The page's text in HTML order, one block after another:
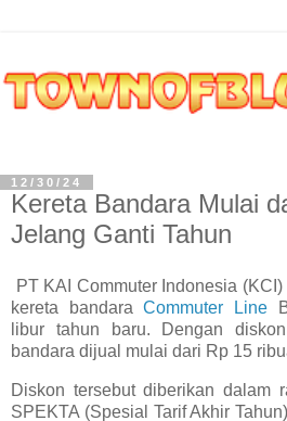
12/30/24
Kereta Bandara Mulai
Jelang Ganti Tahun
PT KAI Commuter Indonesia
kereta bandaraCommuter Line
libur tahun baru. Dengan
bandara dijual mulai dari Rp 15
Diskon tersebut diberikan dalam
SPEKTA (Spesial Tarif Akhir